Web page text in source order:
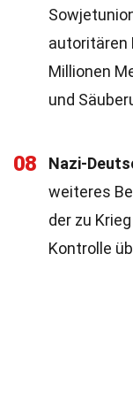
autoritären
Millionen
und
08 Nazi-
weiteres
der zu
Kontrolle